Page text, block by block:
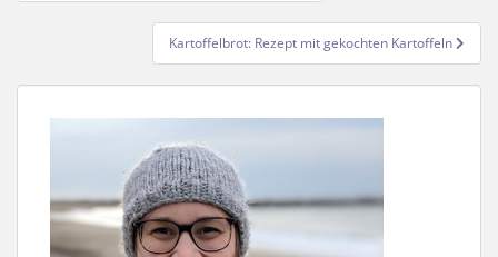
Kartoffelbrot: Rezept mit gekochten Kartoffeln